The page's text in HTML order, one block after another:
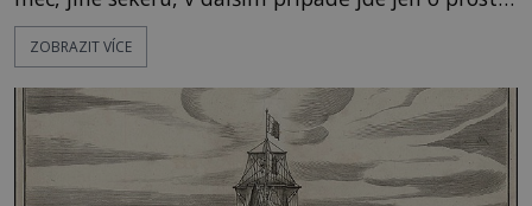
kříž. Na první pohled vypadají jako zapomenuté
náboženské památky. Jenže některé z nich mají
zločiny, pokáním a dávným právem, kdy se vrah a
rodina jeho oběti mohli dohodnout na usmíření.
Jenže po s
ZOBRAZIT VÍCE